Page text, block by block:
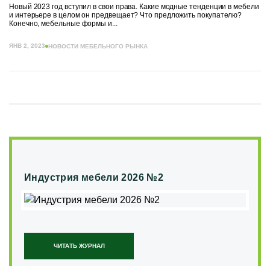
Новый 2023 год вступил в свои права. Какие модные тенденции в мебели
и интерьере в целом он предвещает? Что предложить покупателю?
Конечно, мебельные формы и...
ЯНВ 2, 2023 НОВОСТИ МЕБЕЛЬНОГО РЫНКА
Индустрия мебели 2026 №2
ЧИТАТЬ ЖУРНАЛ